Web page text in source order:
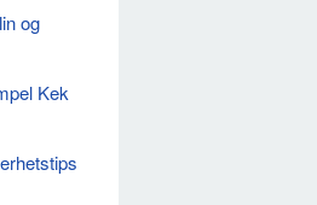
og
Kek